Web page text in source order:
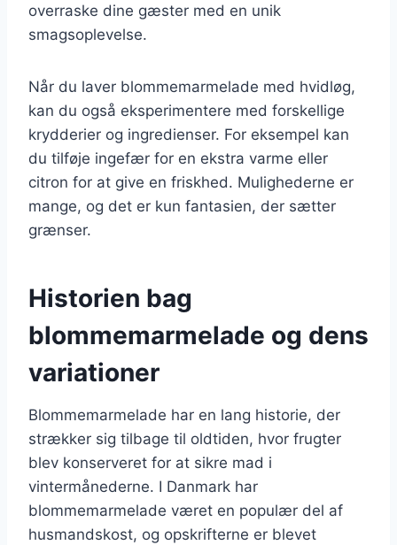
overraske dine gæster med en unik
smagsoplevelse.
Når du laver blommemarmelade med hvidløg,
kan du også eksperimentere med forskellige
krydderier og ingredienser. For eksempel kan
du tilføje ingefær for en ekstra varme eller
citron for at give en friskhed. Mulighederne er
mange, og det er kun fantasien, der sætter
grænser.
Historien bag
blommemarmelade og dens
variationer
Blommemarmelade har en lang historie, der
strækker sig tilbage til oldtiden, hvor frugter
blev konserveret for at sikre mad i
vintermånederne. I Danmark har
blommemarmelade været en populær del af
husmandskost, og opskrifterne er blevet